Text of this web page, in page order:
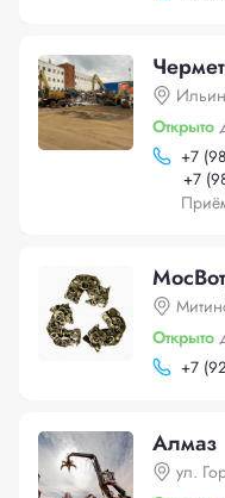
Открыто
+7
+7
Открыто
+7
Алмаз
ул.